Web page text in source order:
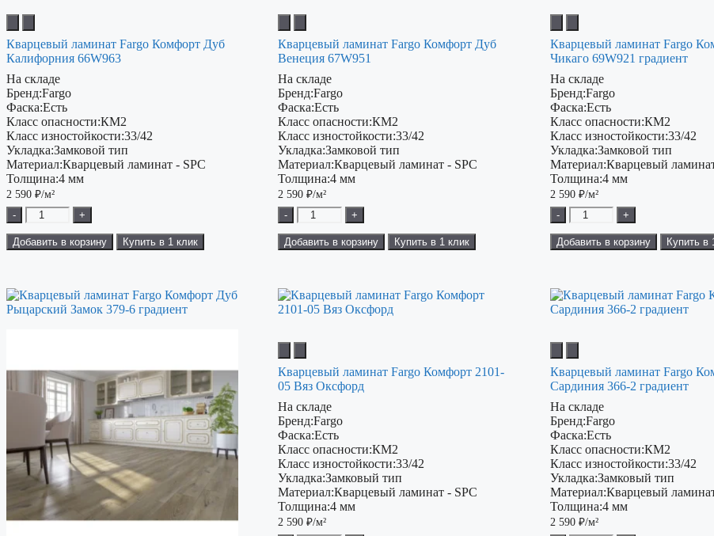
Кварцевый ламинат Fargo Комфорт Дуб
Калифорния 66W963
На складе
Бренд:Fargo
Фаска:Есть
Класс опасности:КМ2
Класс изностойкости:33/42
Укладка:Замковой тип
Материал:Кварцевый ламинат - SPC
Толщина:4 мм
2 590 ₽/м²
-
+
Добавить в корзину Купить в 1 клик
Кварцевый ламинат Fargo Комфорт Дуб
Венеция 67W951
На складе
Бренд:Fargo
Фаска:Есть
Класс опасности:КМ2
Класс изностойкости:33/42
Укладка:Замковой тип
Материал:Кварцевый ламинат - SPC
Толщина:4 мм
2 590₽/м²
-
+
Добавить в корзину Купить в 1 клик
Кварцевый ламинат Fargo
Чикаго 69W921 градиент
На складе
Бренд:Fargo
Фаска:Есть
Класс опасности:КМ2
Класс изностойкости:33/42
Укладка:Замковой тип
Материал:Кварцевый
Толщина:4 мм
2 590 ₽/м²
-
+
Добавить в корзину Купить в
Кварцевый ламинат Fargo Комфорт 2101-
05 Вяз Оксфорд
На складе
Бренд:Fargo
Фаска:Есть
Класс опасности:КМ2
Класс изностойкости:33/42
Укладка:Замковый тип
Материал:Кварцевый ламинат - SPC
Толщина:4 мм
2 590₽/м²
Кварцевый ламинат Fargo
Сардиния 366-2 градиент
На складе
Бренд:Fargo
Фаска:Есть
Класс опасности:КМ2
Класс изностойкости:33/42
Укладка:Замковый тип
Материал:Кварцевый
Толщина:4 мм
2 590 ₽/м²